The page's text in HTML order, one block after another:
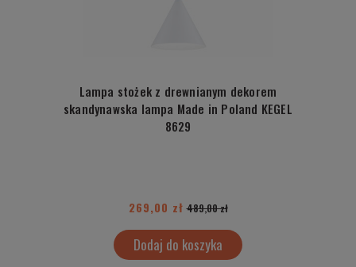
Lampa stożek z drewnianym dekorem
skandynawska lampa Made in Poland KEGEL
8629
269,00 zł 489,00 zł
Dodaj do koszyka